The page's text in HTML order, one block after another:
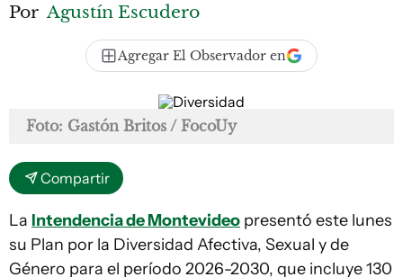
Por Agustín Escudero
Agregar El Observador en
Foto: Gastón Britos / FocoUy
Compartir
La Intendencia de Montevideo presentó este lunes
su Plan por la Diversidad Afectiva, Sexual y de
Género para el período 2026-2030, que incluye 130